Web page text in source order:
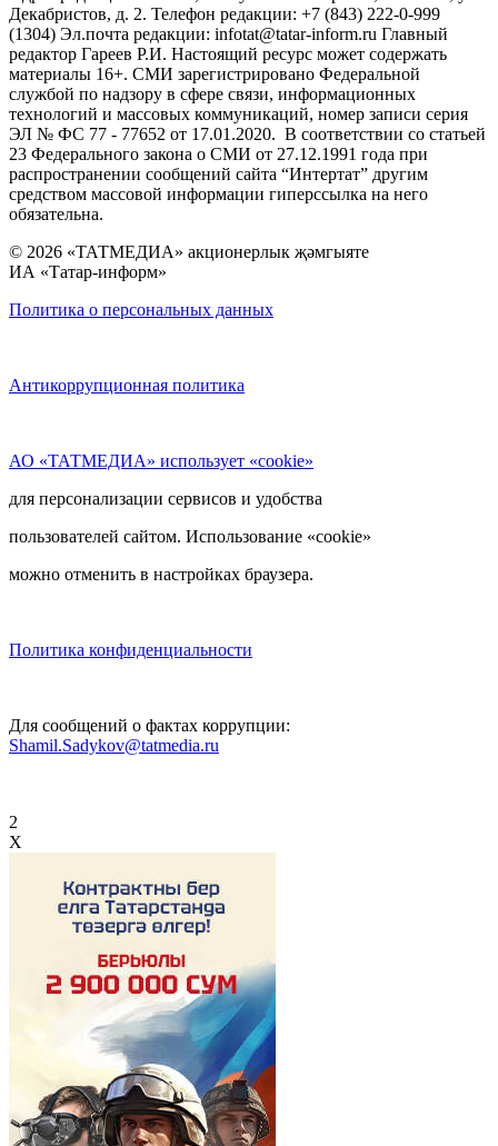
Декабристов, д. 2. Телефон редакции: +7 (843) 222-0-999
(1304) Эл.почта редакции: infotat@tatar-inform.ru Главный
редактор Гареев Р.И. Настоящий ресурс может содержать
материалы 16+. СМИ зарегистрировано Федеральной
службой по надзору в сфере связи, информационных
технологий и массовых коммуникаций, номер записи серия
ЭЛ № ФС 77 - 77652 от 17.01.2020. В соответствии со статьей
23 Федерального закона о СМИ от 27.12.1991 года при
распространении сообщений сайта “Интертат” другим
средством массовой информации гиперссылка на него
обязательна.
© 2026 «ТАТМЕДИА» акционерлык җәмгыяте
ИА «Татар-информ»
Политика о персональных данных
Антикоррупционная политика
АО «ТАТМЕДИА» использует «cookie»
для персонализации сервисов и удобства
пользователей сайтом. Использование «cookie»
можно отменить в настройках браузера.
Политика конфиденциальности
Для сообщений о фактах коррупции:
Shamil.Sadykov@tatmedia.ru
2
X